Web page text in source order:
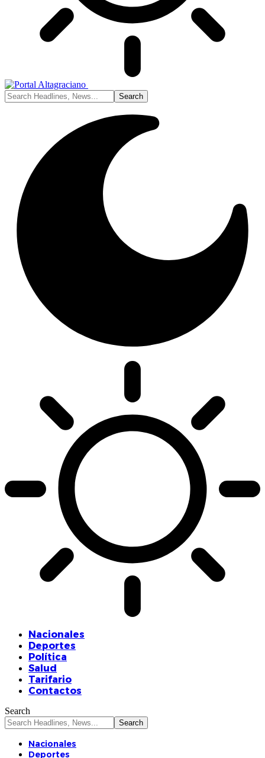
Nacionales
Deportes
Política
Salud
Tarifario
Contactos
Search
Nacionales
Deportes